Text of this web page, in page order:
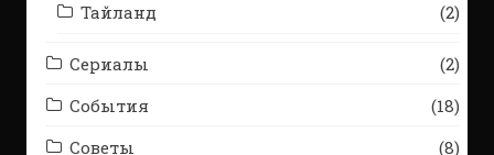
Тайланд
(2)
Сериалы
(2)
События
(18)
Советы
(8)